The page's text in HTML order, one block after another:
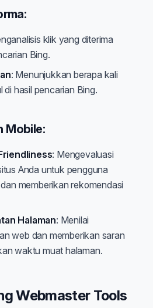
klik yang diterima
Bing.
: Menunjukkan berapa kali
di hasil pencarian Bing.
Mobile:
: Mengevaluasi
Anda untuk pengguna
memberikan rekomendasi
Halaman: Menilai
web dan memberikan saran
waktu muat halaman.
Webmaster Tools